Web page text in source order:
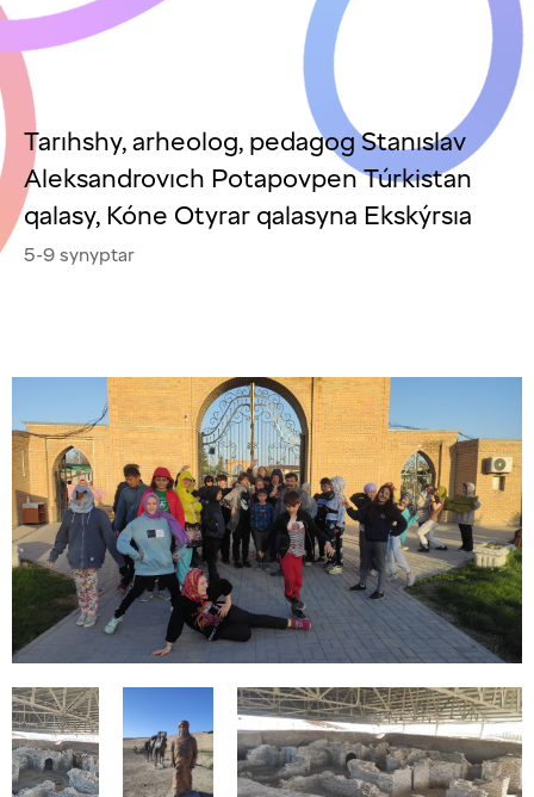
Tarıhshy, arheolog, pedagog Stanıslav
Aleksandrovıch Potapovpen Túrkistan
qalasy, Kóne Otyrar qalasyna Ekskýrsıa
5-9 synyptar